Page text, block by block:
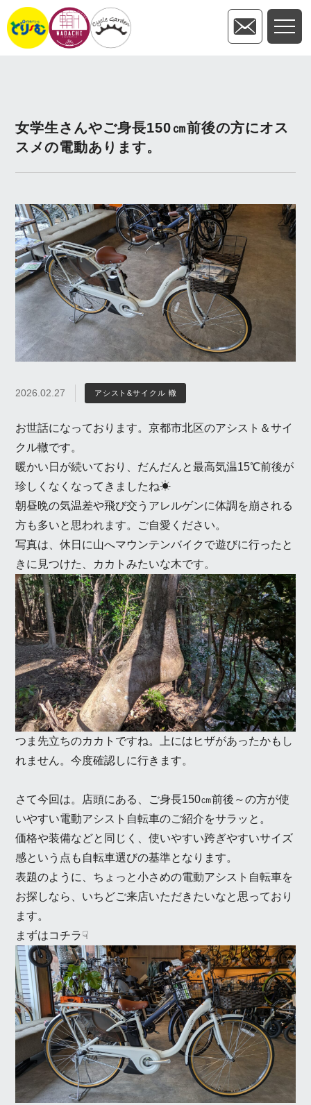
女学生さんやご身長150㎝前後の方にオス
スメの電動あります。
2026.02.27 アシスト&サイクル 轍
お世話になっております。京都市北区のアシスト＆サイ
クル轍です。
暖かい日が続いており、だんだんと最高気温15℃前後が
珍しくなくなってきましたね☀
朝昼晩の気温差や飛び交うアレルゲンに体調を崩される
方も多いと思われます。ご自愛ください。
写真は、休日に山へマウンテンバイクで遊びに行ったと
きに見つけた、カカトみたいな木です。
つま先立ちのカカトですね。上にはヒザがあったかもし
れません。今度確認しに行きます。
さて今回は。店頭にある、ご身長150㎝前後～の方が使
いやすい電動アシスト自転車のご紹介をサラッと。
価格や装備などと同じく、使いやすい跨ぎやすいサイズ
感という点も自転車選びの基準となります。
表題のように、ちょっと小さめの電動アシスト自転車を
お探しなら、いちどご来店いただきたいなと思っており
ます。
まずはコチラ☟